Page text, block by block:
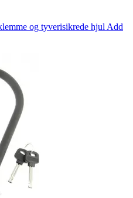
og tyverisikrede hjul Add